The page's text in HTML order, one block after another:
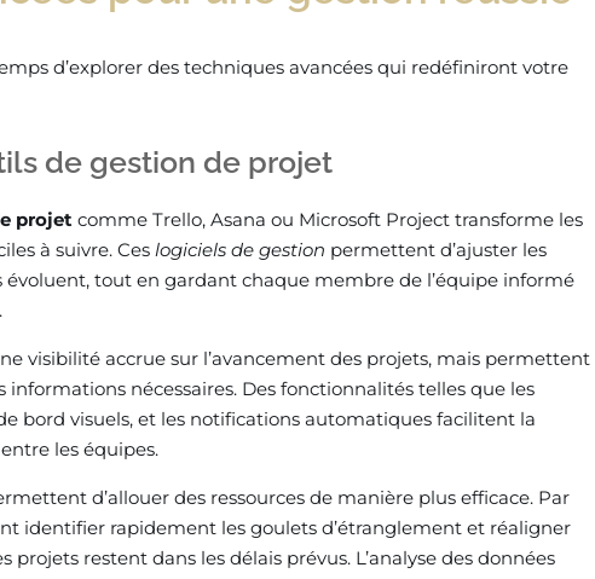
d’explorer des techniques avancées qui redéfiniront votre
de gestion de projet
projet comme Trello, Asana ou Microsoft Project transforme les
à suivre. Ces logiciels de gestion permettent d’ajuster les
évoluent, tout en gardant chaque membre de l’équipe informé
visibilité accrue sur l’avancement des projets, mais permettent
nécessaires. Des fonctionnalités telles que les
bord visuels, et les notifications automatiques facilitent la
les équipes.
d’allouer des ressources de manière plus efficace. Par
identifier rapidement les goulets d’étranglement et réaligner
projets restent dans les délais prévus. L’analyse des données